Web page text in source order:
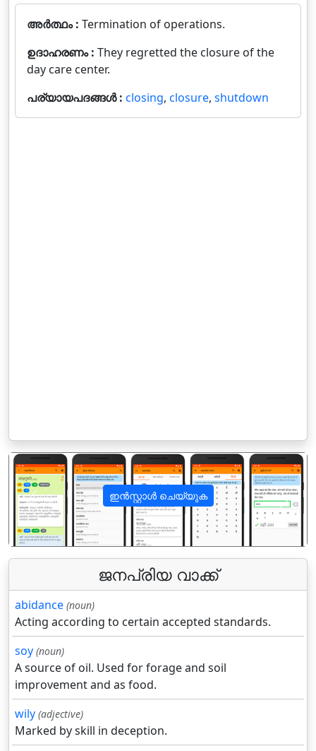
അർത്ഥം : Termination of operations.
ഉദാഹരണം : They regretted the closure of the
day care center.
പര്യായപദങ്ങൾ : closing, closure, shutdown
ഇൻസ്റ്റാൾ ചെയ്യുക
पिछला अगला
ജനപ്രിയ വാക്ക്
abidance (noun)
Acting according to certain accepted standards.
soy (noun)
A source of oil. Used for forage and soil
improvement and as food.
wily (adjective)
Marked by skill in deception.